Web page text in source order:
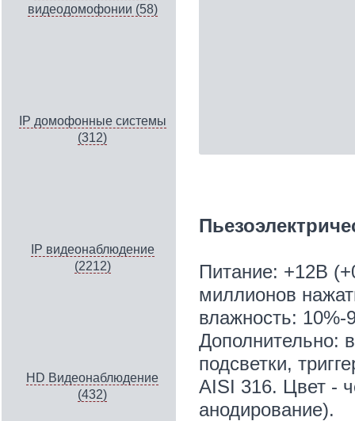
видеодомофонии (58)
IP домофонные системы
(312)
IP видеонаблюдение
(2212)
HD Видеонаблюдение
(432)
Питание: +12В
миллионов
влажность:
Дополнительно:
подсветки,
AISI 316. Цвет -
анодирование).